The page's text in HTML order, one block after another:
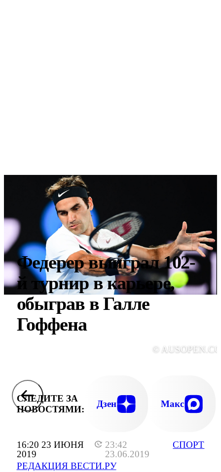
16:20 23 ИЮНЯ
2019
23:42
23.06.2019
РЕДАКЦИЯ ВЕСТИ.РУ
СПОРТ
Федерер выиграл 102-
й турнир в карьере,
обыграв в Галле
Гоффена
©
СЛЕДИТЕ ЗА
НОВОСТЯМИ:
Дзен Макс